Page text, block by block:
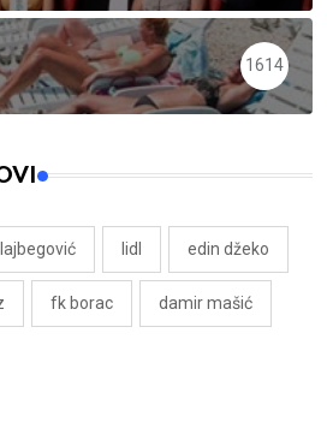
1614
lidl edin džeko
fk borac damir mašić